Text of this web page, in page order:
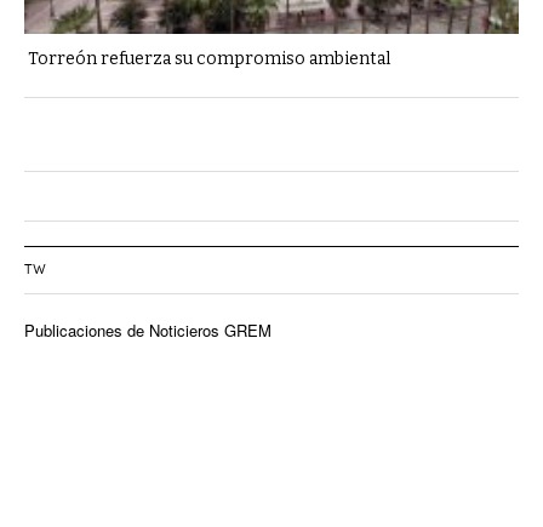
Torreón refuerza su compromiso ambiental
TW
Publicaciones de Noticieros GREM